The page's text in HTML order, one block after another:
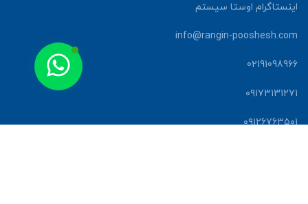
اینستاگرام اوستا سیستم
info@rangin-pooshesh.com
02191098966
۰۹۱۷۳۱۳۱۲۷۱
۰۹۱۲۶۷۶۳۵۰۱